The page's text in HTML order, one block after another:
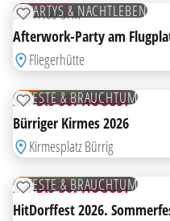
PARTYS & NACHTLEBEN
ZUR MERKLISTE HINZUFÜGEN
DO17:00 UHR
Afterwork-Party am
Fliegerhütte
HIGHLIGHT
AB
28
FESTE & BRAUCHTUM
ZUR MERKLISTE HINZUFÜGEN
28. BIS 30. AUGUST
Bürriger Kirmes 2026
Kirmesplatz Bürrig
HIGHLIGHT
AB
28
FESTE & BRAUCHTUM
ZUR MERKLISTE HINZUFÜGEN
28. BIS 30. AUGUST
HitDorffest 2026.